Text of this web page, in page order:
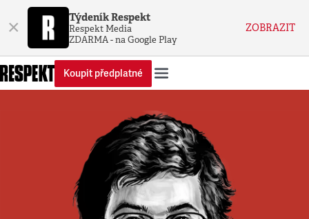
× Týdeník Respekt
Respekt Media
ZDARMA - na Google Play
ZOBRAZIT
Koupit předplatné